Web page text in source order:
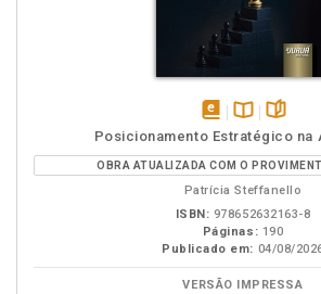
disponível
em
eBook
Disponível
na
B.V.
páginas
Posicionamento Estratégico na
OBRA ATUALIZADA COM O
Patrícia Steffanello
ISBN: 978652632163-8
Páginas: 190
Publicado em: 04/08/
VERSÃO IMPRESSA